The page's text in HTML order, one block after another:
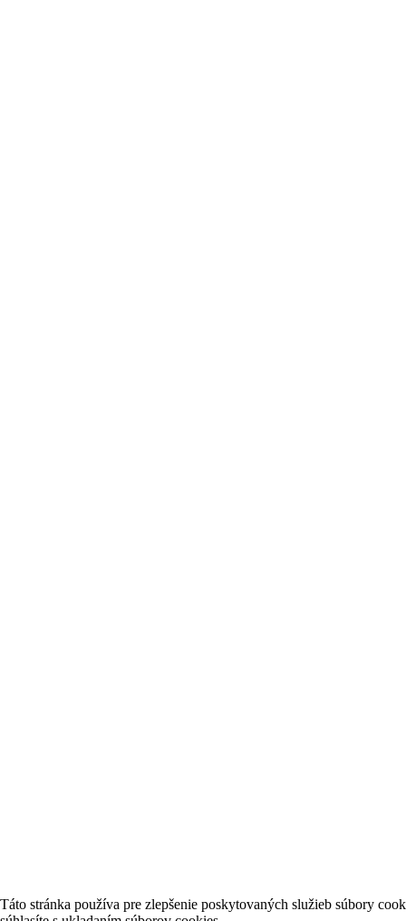
Táto stránka používa pre zlepšenie poskytovaných služieb súbory